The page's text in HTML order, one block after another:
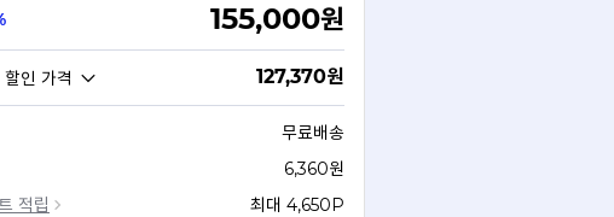
155,000원
인 가격 127,370원
무료배송
6,360원
적립
최대 4,650P